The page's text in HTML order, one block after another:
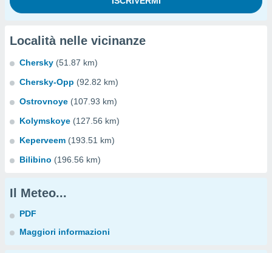
Località nelle vicinanze
Chersky (51.87 km)
Chersky-Opp (92.82 km)
Ostrovnoye (107.93 km)
Kolymskoye (127.56 km)
Keperveem (193.51 km)
Bilibino (196.56 km)
Il Meteo...
PDF
Maggiori informazioni